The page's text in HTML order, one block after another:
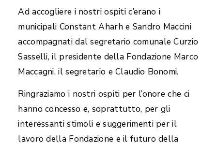
Ad accogliere i nostri ospiti c’erano i
municipali Constant Aharh e Sandro Maccini
accompagnati dal segretario comunale Curzio
Sasselli, il presidente della Fondazione Marco
Maccagni, il segretario e Claudio Bonomi.
Ringraziamo i nostri ospiti per l’onore che ci
hanno concesso e, soprattutto, per gli
interessanti stimoli e suggerimenti per il
lavoro della Fondazione e il futuro della